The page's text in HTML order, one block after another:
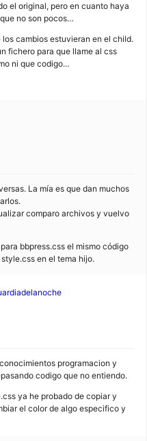
el original, pero en cuanto haya
no son pocos…
cambios estuvieran en el child.
fichero para que llame al css
ni que codigo…
La mía es que dan muchos
comparo archivos y vuelvo
bbpress.css el mismo código
en el tema hijo.
programacion y
codigo que no entiendo.
ya he probado de copiar y
el color de algo especifico y